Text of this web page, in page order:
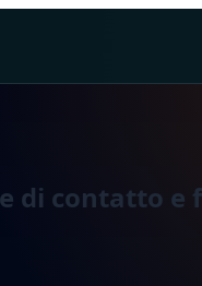
di contatto e